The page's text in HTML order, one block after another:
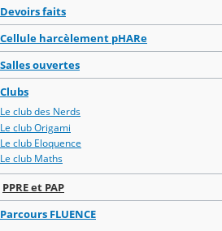
Devoirs faits
Cellule harcèlement pHARe
Salles ouvertes
Clubs
Le club des Nerds
Le club Origami
Le club Eloquence
Le club Maths
PPRE et PAP
Parcours FLUENCE